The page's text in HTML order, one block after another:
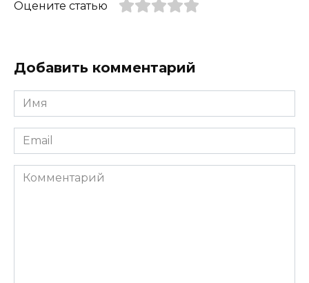
Оцените статью
Добавить комментарий
Имя
*
Email
*
Комментарий